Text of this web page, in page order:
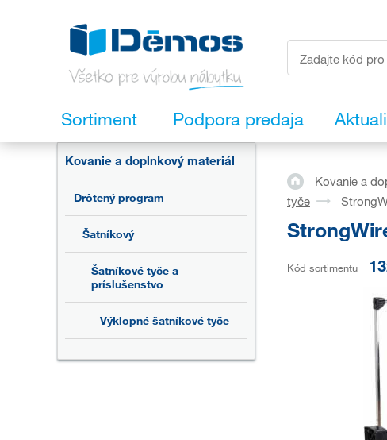
Sortiment Podpora predaja
Kovanie a doplnkový materiál
Drôtený program
Šatníkový
Šatníkové tyče a
príslušenstvo
Výklopné šatníkové tyče
Kovanie a
tyče
Kód sortimentu